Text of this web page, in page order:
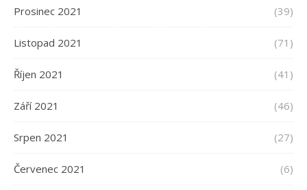
Prosinec 2021 (39)
Listopad 2021 (71)
Říjen 2021 (41)
Září 2021 (46)
Srpen 2021 (27)
Červenec 2021 (6)